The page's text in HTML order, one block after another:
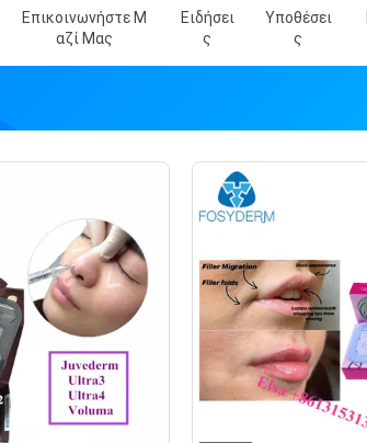
Επικοινωνήστε Μ
Αζί Μας
Ειδήσει
Σ
Υποθέσει
Σ